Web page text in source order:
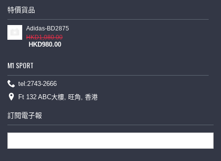
特價貨品
Adidas-BD2875
HKD1,080.00
HKD980.00
M1 SPORT
tel:2743-2666
Ft 132 ABC大樓, 旺角, 香港
訂閱電子報